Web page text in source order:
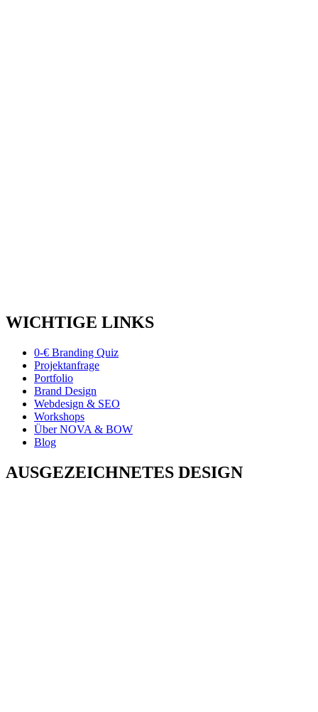
WICHTIGE LINKS
0-€ Branding Quiz
Projektanfrage
Portfolio
Brand Design
Webdesign & SEO
Workshops
Über NOVA & BOW
Blog
AUSGEZEICHNETES DESIGN